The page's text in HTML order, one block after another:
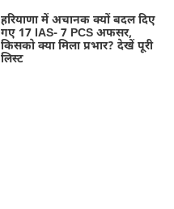
हरियाणा में अचानक क्यों बदल दिए
गए 17 IAS- 7 PCS अफसर,
किसको क्या मिला प्रभार? देखें पूरी
लिस्ट